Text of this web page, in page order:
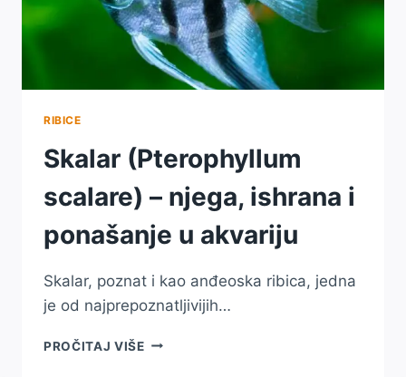
RIBICE
Skalar (Pterophyllum
scalare) – njega, ishrana i
ponašanje u akvariju
Skalar, poznat i kao anđeoska ribica, jedna
je od najprepoznatljivijih…
PROČITAJ VIŠE SKALAR